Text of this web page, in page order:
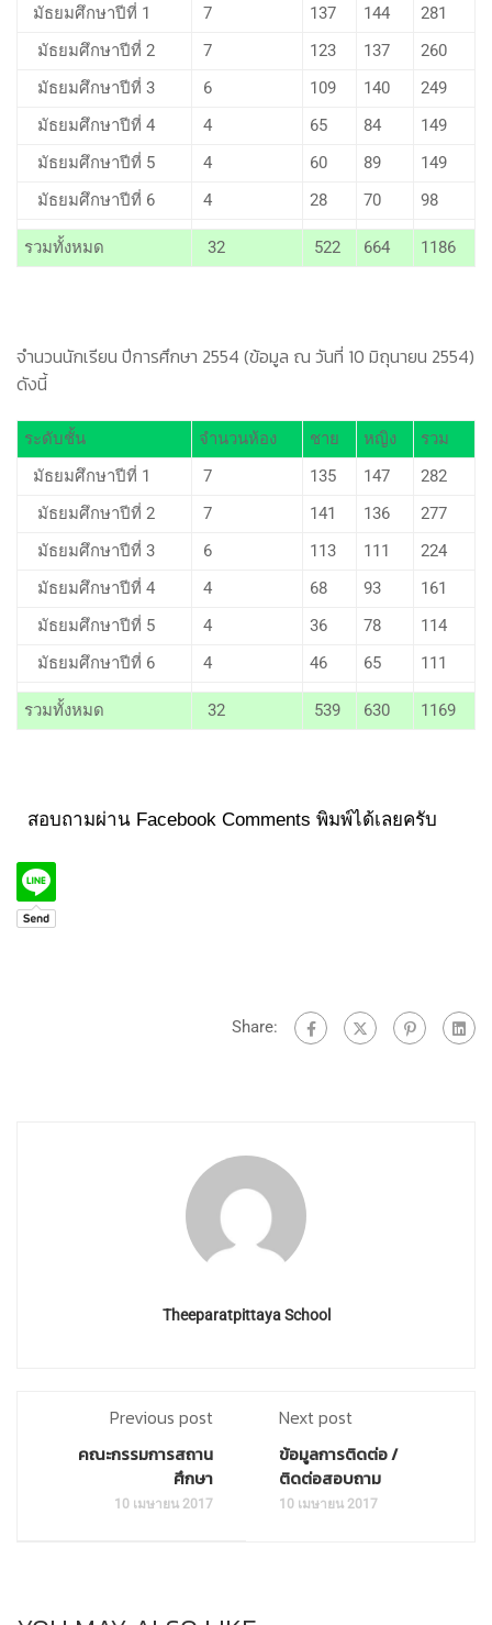
มัธยมศึกษาปีที่ 1
7 137 144
281
มัธยมศึกษาปีที่ 2
7 123 137
260
มัธยมศึกษาปีที่ 3
6 109 140
249
มัธยมศึกษาปีที่ 4
4 65 84
149
มัธยมศึกษาปีที่ 5
4 60 89
149
มัธยมศึกษาปีที่ 6
4 28 70 98
รวมทั้งหมด 32 522 664 1186
จำนวนนักเรียน ปีการศึกษา 2554 (ข้อมูล ณ วันที่ 10 มิถุนายน 2554)
ดังนี้
ระดับชั้น จำนวนห้อง ชาย หญิง
รวม
มัธยมศึกษาปีที่ 1
7 135 147
282
มัธยมศึกษาปีที่ 2
7 141 136
277
มัธยมศึกษาปีที่ 3
6 113 111
224
มัธยมศึกษาปีที่ 4
4 68 93
161
มัธยมศึกษาปีที่ 5
4 36 78
114
มัธยมศึกษาปีที่ 6
4 46 65 111
รวมทั้งหมด 32 539 630 1169
สอบถามผ่าน Facebook Comments พิมพ์ได้เลยครับ
Share:
Theeparatpittaya School
Previous post
คณะกรรมการสถาน
ศึกษา
10 เมษายน 2017
Next post
ข้อมูลการติดต่อ /
ติดต่อสอบถาม
10 เมษายน 2017